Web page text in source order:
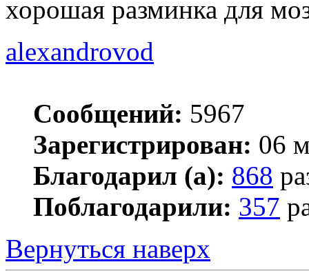
хорошая разминка для
alexandrovod
Сообщений: 5967
Зарегистрирован: 06
Благодарил (а): 868
Поблагодарили: 357
Вернуться наверх